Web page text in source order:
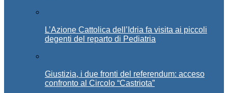
L’Azione Cattolica dell’Idria fa visita ai piccoli
degenti del reparto di Pediatria
Giustizia, i due fronti del referendum: acceso
confronto al Circolo “Castriota”